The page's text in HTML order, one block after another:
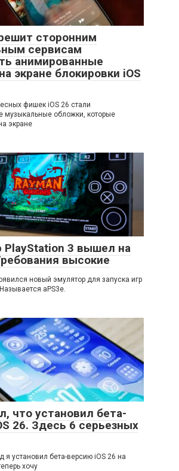
сторонним
сервисам
анимированные
экране блокировки iOS
фишек iOS 26 стали
музыкальные обложки, которые
экране
PlayStation 3 вышел на
высокие
новый эмулятор для запуска игр
aPS3e.
что установил бета-
26. Здесь 6 серьезных
я установил бета-версию iOS 26 на
хочу